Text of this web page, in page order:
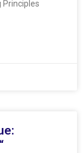
Principles